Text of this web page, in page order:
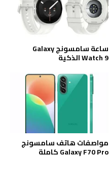
ساعة سامسونج Galaxy
Watch 9 الذكية
مواصفات هاتف سامسونج
Galaxy F70 Pro كاملة